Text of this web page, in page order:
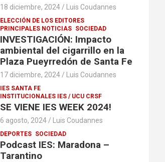
18 diciembre, 2024 Luis Coudannes
ELECCIÓN DE LOS EDITORES
PRINCIPALES NOTICIAS SOCIEDAD
INVESTIGACIÓN: Impacto
ambiental del cigarrillo en la
Plaza Pueyrredón de Santa Fe
17 diciembre, 2024 Luis Coudannes
IES SANTA FE
INSTITUCIONALES IES / UCU CRSF
SE VIENE IES WEEK 2024!
6 agosto, 2024 Luis Coudannes
DEPORTES SOCIEDAD
Podcast IES: Maradona –
Tarantino